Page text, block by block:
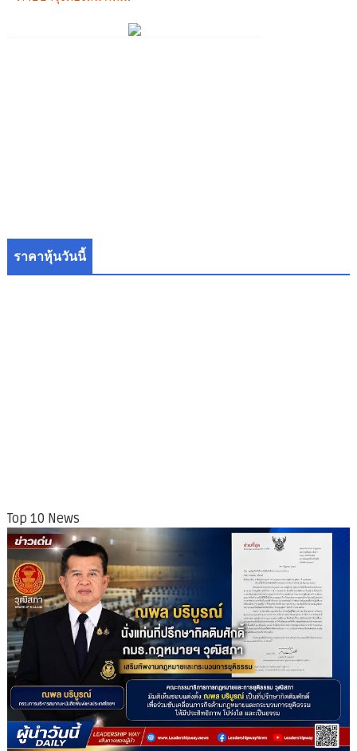
ราคาหุ้นวันนี้
Top 10 News